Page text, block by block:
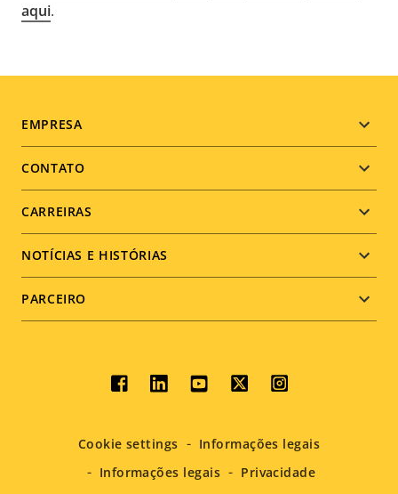
aqui.
Footer
menu
EMPRESA
CONTATO
CARREIRAS
NOTÍCIAS E HISTÓRIAS
PARCEIRO
Social
menu
Cookie settings
Informações legais
Informações legais
Privacidade